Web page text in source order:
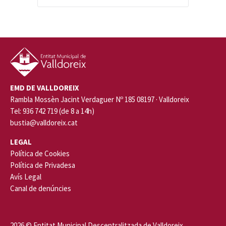
EMD DE VALLDOREIX
Rambla Mossèn Jacint Verdaguer Nº 185 08197 · Valldoreix
Tel: 936 742 719 (de 8 a 14h)
bustia@valldoreix.cat
LEGAL
Política de Cookies
Política de Privadesa
Avís Legal
Canal de denúncies